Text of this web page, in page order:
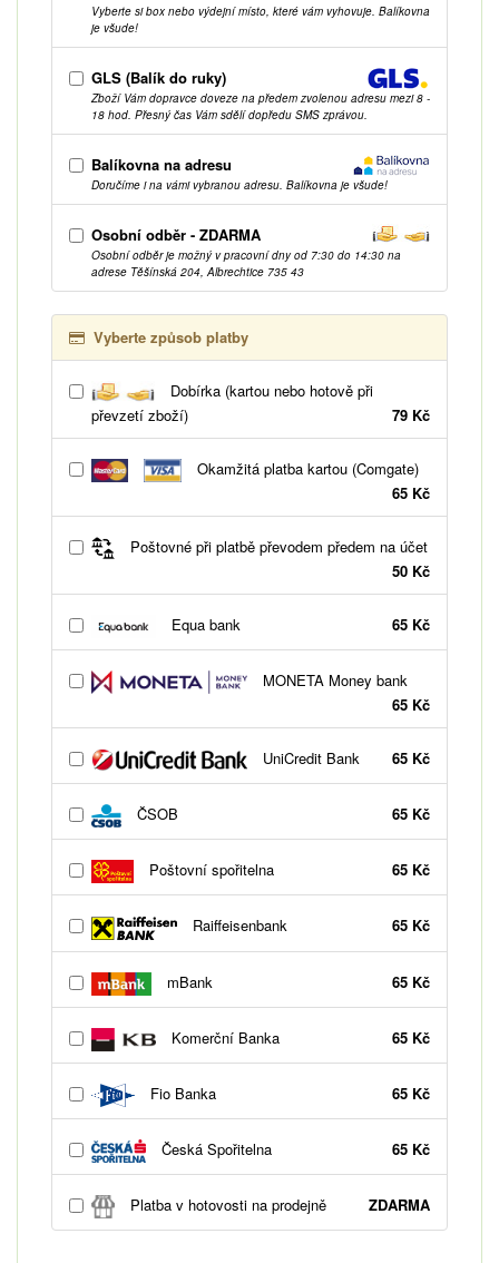
Vyberte si box nebo výdejní místo, které vám vyhovuje. Balíkovna
je všude!
GLS (Balík do ruky)
Zboží Vám dopravce doveze na předem zvolenou adresu mezi 8 -
18 hod. Přesný čas Vám sdělí dopředu SMS zprávou.
Balíkovna na adresu
Doručíme i na vámi vybranou adresu. Balíkovna je všude!
Osobní odběr - ZDARMA
Osobní odběr je možný v pracovní dny od 7:30 do 14:30 na
adrese Těšínská 204, Albrechtice 735 43
Vyberte způsob platby
Dobírka (kartou nebo hotově při
převzetí zboží)
79 Kč
Okamžitá platba kartou (Comgate)
65 Kč
Poštovné při platbě převodem předem na účet
50 Kč
Equa bank 65 Kč
MONETA Money bank
65 Kč
UniCredit Bank 65 Kč
ČSOB 65 Kč
Poštovní spořitelna 65 Kč
Raiffeisenbank 65 Kč
mBank 65 Kč
Komerční Banka 65 Kč
Fio Banka 65 Kč
Česká Spořitelna 65 Kč
Platba v hotovosti na prodejně ZDARMA